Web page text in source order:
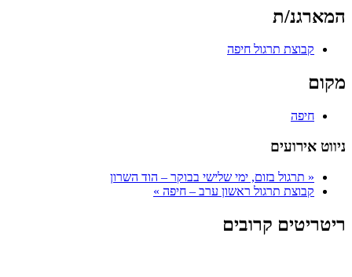
המארגנ/ת
קבוצת תרגול חיפה
מקום
חיפה
ניווט אירועים
« תרגול בזום, ימי שלישי בבוקר – הוד השרון
קבוצת תרגול ראשון ערב – חיפה »
ריטריטים קרובים